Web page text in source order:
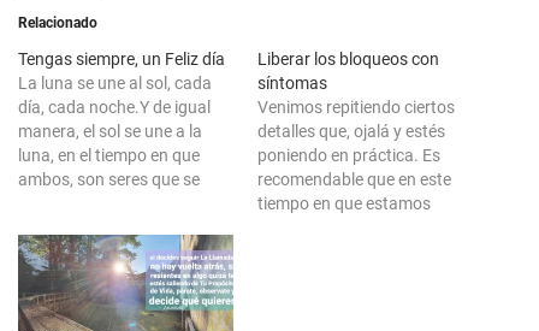
Relacionado
Tengas siempre, un Feliz día
La luna se une al sol, cada
día, cada noche.Y de igual
manera, el sol se une a la
luna, en el tiempo en que
ambos, son seres que se
los sueños se hacen
realidad. Se dan forma en
eclipses, con…
Liberar los bloqueos con
síntomas
Venimos repitiendo ciertos
detalles que, ojalá y estés
poniendo en práctica. Es
recomendable que en este
tiempo en que estamos